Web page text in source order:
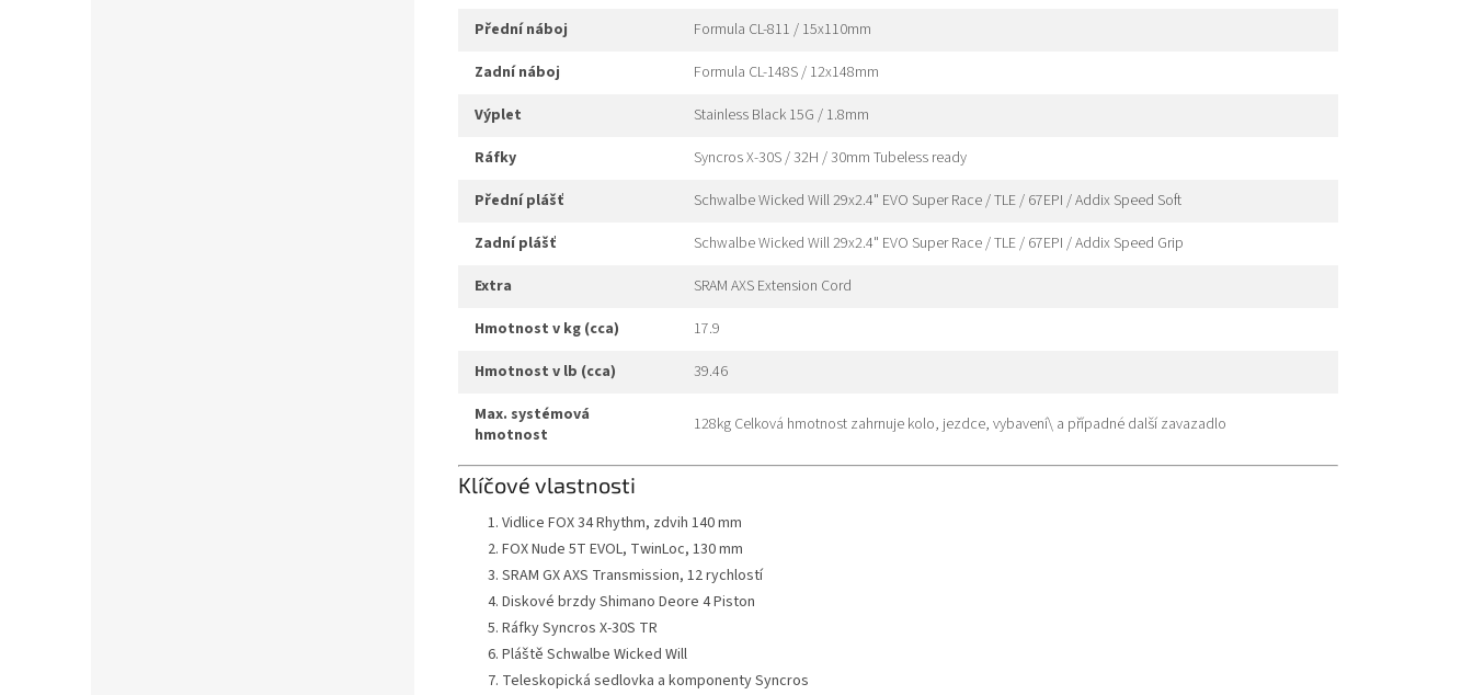
přední náboj
Formula CL-811 / 15x110mm
zadní náboj
Formula CL-148S / 12x148mm
výplet
Stainless Black 15G / 1.8mm
ráfky
Syncros X-30S / 32H / 30mm Tubeless ready
přední plášť
Schwalbe Wicked Will 29x2.4" EVO Super Race / TLE / 67EPI / Addix Speed Soft
zadní plášť
Schwalbe Wicked Will 29x2.4" EVO Super Race / TLE / 67EPI / Addix Speed Grip
extra
SRAM AXS Extension Cord
hmotnost v kg (cca)
17.9
hmotnost v lb (cca)
39.46
max. systémová
hmotnost
128kg Celková hmotnost zahrnuje kolo, jezdce, vybavení\ a případné další zavazadlo
Klíčové vlastnosti
Vidlice FOX 34 Rhythm, zdvih 140 mm
FOX Nude 5T EVOL, TwinLoc, 130 mm
SRAM GX AXS Transmission, 12 rychlostí
Diskové brzdy Shimano Deore 4 Piston
Ráfky Syncros X-30S TR
Pláště Schwalbe Wicked Will
Teleskopická sedlovka a komponenty Syncros